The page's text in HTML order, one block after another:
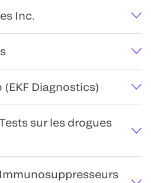
Inc.
Diagnostics)
sur les drogues